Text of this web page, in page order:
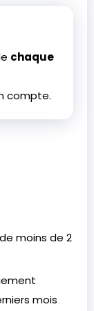
chaque
compte.
moins de 2
mois